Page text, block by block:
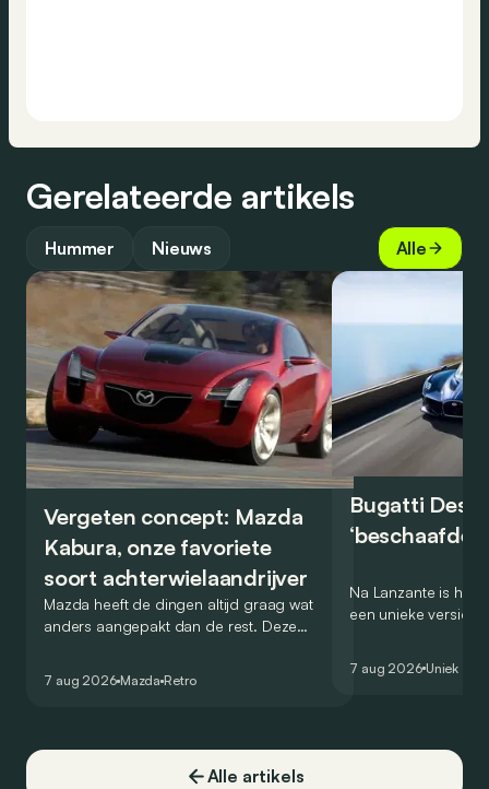
Gerelateerde artikels
Hummer Nieuws Alle
Vergeten concept: Mazda
Kabura, onze favoriete
soort achterwielaandrijver
Mazda heeft de dingen altijd graag wat
anders aangepakt dan de rest. Deze
7 aug 2026 Mazda Retro
Bugatti
‘beschaafde’
Na Lanzante is het
een unieke versie
7 aug 2026 Uniek
Alle artikels